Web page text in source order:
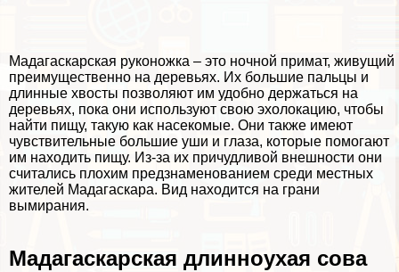
Мадагаскарская руконожка – это ночной примат, живущий
преимущественно на деревьях. Их большие пальцы и
длинные хвосты позволяют им удобно держаться на
деревьях, пока они используют свою эхолокацию, чтобы
найти пищу, такую как насекомые. Они также имеют
чувствительные большие уши и глаза, которые помогают
им находить пищу. Из-за их причудливой внешности они
считались плохим предзнаменованием среди местных
жителей Мадагаскара. Вид находится на грани
вымирания.
Мадагаскарская длинноухая сова